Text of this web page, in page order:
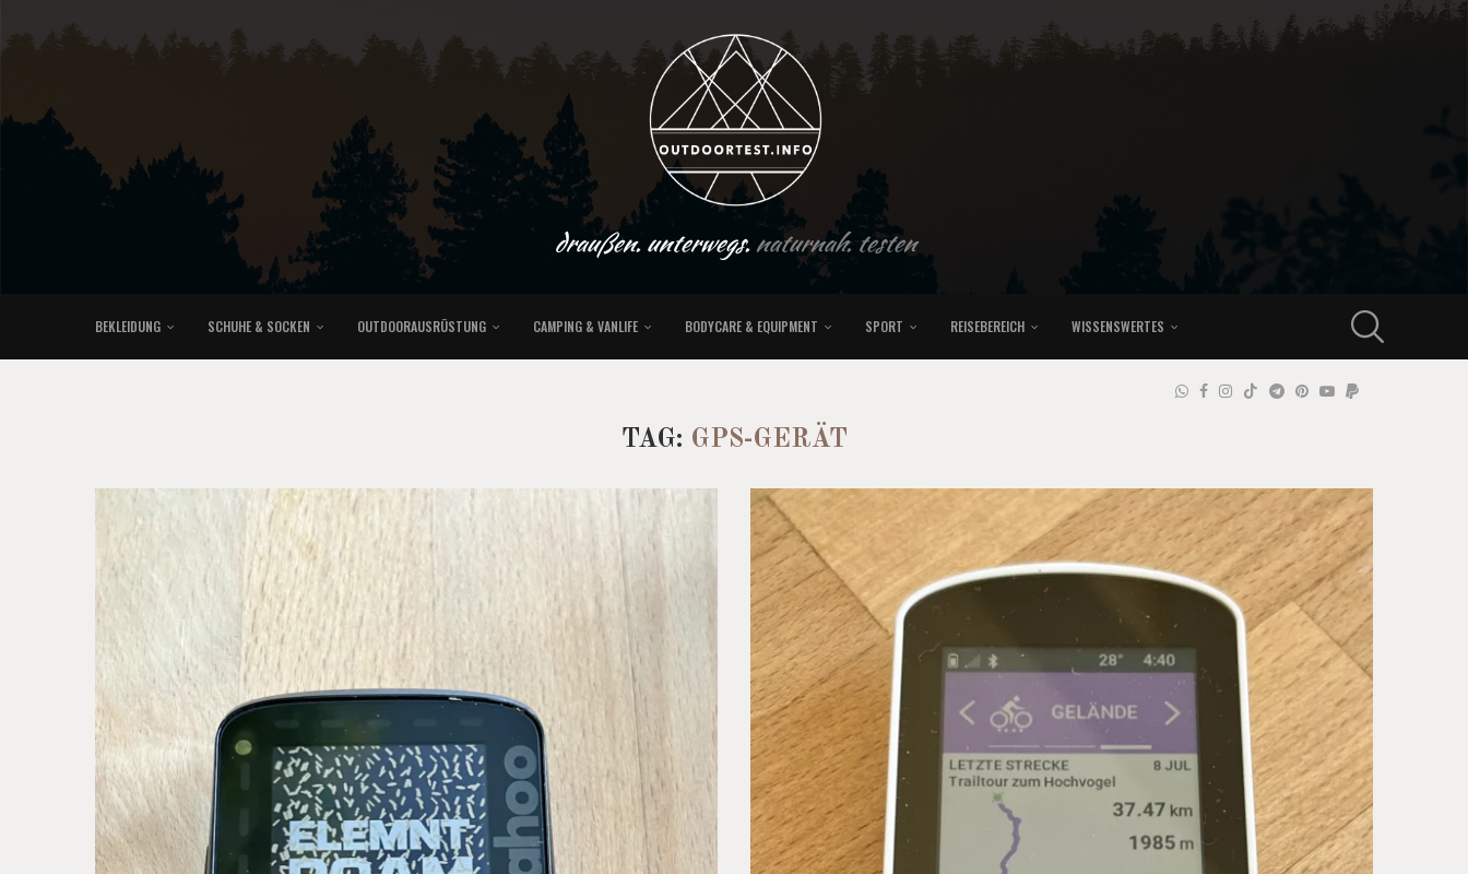
draußen. unterwegs.naturnah. testen
BEKLEIDUNG SCHUHE & SOCKEN OUTDOORAUSRÜSTUNG CAMPING & VANLIFE BODYCARE & EQUIPMENT SPORT REISEBEREICH WISSENSWERTES
TAG: GPS-GERÄT